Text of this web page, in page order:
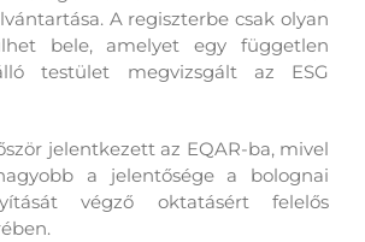
A regiszterbe csak olyan
bele, amelyet egy független
testület megvizsgált az ESG
jelentkezett az EQAR-ba, mivel
a jelentősége a bolognai
végző oktatásért felelős